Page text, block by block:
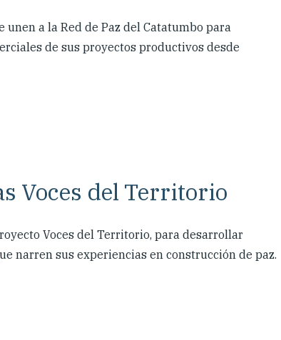
a la Red de Paz del Catatumbo para
de sus proyectos productivos desde
Voces del Territorio
Voces del Territorio, para desarrollar
narren sus experiencias en construcción de paz.